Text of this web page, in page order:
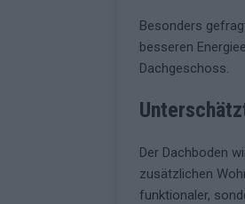
Besonders
besseren
Dachgeschoss.
Der Dachboden
zusätzlichen
funktionaler,